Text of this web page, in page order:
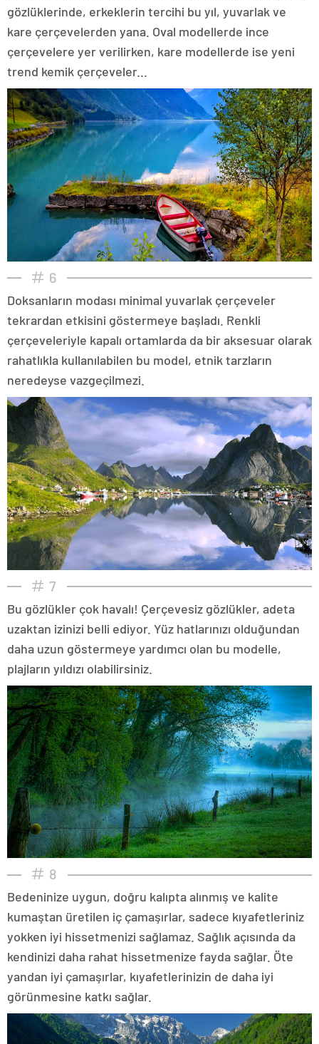
gözlüklerinde, erkeklerin tercihi bu yıl, yuvarlak ve
kare çerçevelerden yana. Oval modellerde ince
çerçevelere yer verilirken, kare modellerde ise yeni
trend kemik çerçeveler...
6
Doksanların modası minimal yuvarlak çerçeveler
tekrardan etkisini göstermeye başladı. Renkli
çerçeveleriyle kapalı ortamlarda da bir aksesuar olarak
rahatlıkla kullanılabilen bu model, etnik tarzların
neredeyse vazgeçilmezi.
7
Bu gözlükler çok havalı! Çerçevesiz gözlükler, adeta
uzaktan izinizi belli ediyor. Yüz hatlarınızı olduğundan
daha uzun göstermeye yardımcı olan bu modelle,
plajların yıldızı olabilirsiniz.
8
Bedeninize uygun, doğru kalıpta alınmış ve kalite
kumaştan üretilen iç çamaşırlar, sadece kıyafetleriniz
yokken iyi hissetmenizi sağlamaz. Sağlık açısında da
kendinizi daha rahat hissetmenize fayda sağlar. Öte
yandan iyi çamaşırlar, kıyafetlerinizin de daha iyi
görünmesine katkı sağlar.